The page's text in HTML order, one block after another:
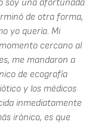
soy una afortunada
de otra forma,
yo quería. Mi
cercano al
me mandaron a
de ecografía
y los médicos
inmediatamente
irónico, es que